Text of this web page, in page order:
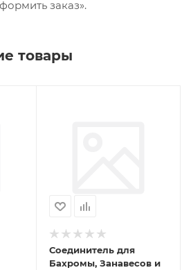
заказ».
товары
Соединитель для
Бахромы, Занавесов и